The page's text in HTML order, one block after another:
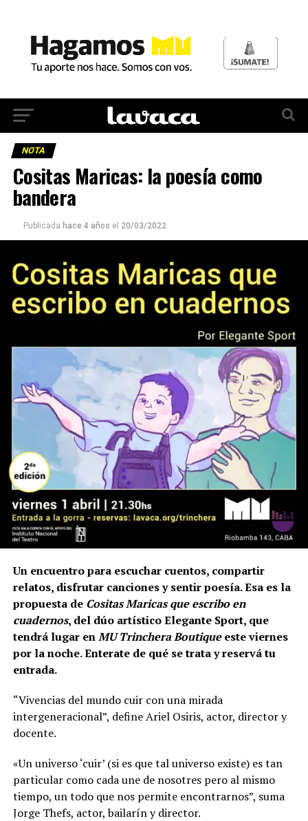
NOTA
Cositas Maricas: la poesía como
bandera
Publicada hace 4 años el 20/03/2022
Un encuentro para escuchar cuentos, compartir
relatos, disfrutar canciones y sentir poesía. Esa es la
propuesta de Cositas Maricas que escribo en
cuadernos, del dúo artístico Elegante Sport, que
tendrá lugar enMU Trinchera Boutiqueeste viernes
por la noche. Enterate de qué se trata y reservá tu
entrada.
“Vivencias del mundo cuir con una mirada
intergeneracional”, define Ariel Osiris, actor, director y
docente.
«Un universo ‘cuir’ (si es que tal universo existe) es tan
particular como cada une de nosotres pero al mismo
tiempo, un todo que nos permite encontrarnos”, suma
Jorge Thefs, actor, bailarín y director.